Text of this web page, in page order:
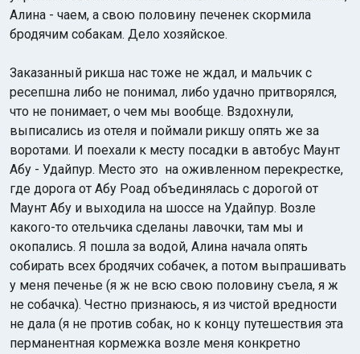
Алина - чаем, а свою половину печенек скормила
бродячим собакам. Дело хозяйское.
Заказанный рикша нас тоже не ждал, и мальчик с
ресепшна либо не понимал, либо удачно притворялся,
что не понимает, о чем мы вообще. Вздохнули,
выписались из отеля и поймали рикшу опять же за
воротами. И поехали к месту посадки в автобус Маунт
Абу - Удайпур. Место это на оживленном перекрестке,
где дорога от Абу Роад объединялась с дорогой от
Маунт Абу и выходила на шоссе на Удайпур. Возле
какого-то отельчика сделаны лавочки, там мы и
окопались. Я пошла за водой, Алина начала опять
собирать всех бродячих собачек, а потом выпрашивать
у меня печенье (я ж не всю свою половину съела, я ж
не собачка). Честно признаюсь, я из чистой вредности
не дала (я не против собак, но к концу путешествия эта
перманентная кормежка возле меня конкретно